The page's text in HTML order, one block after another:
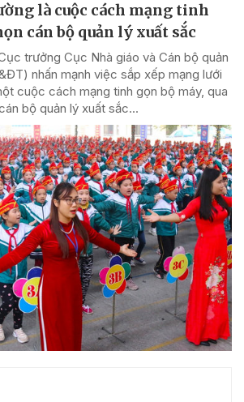
là cuộc cách mạng tinh
cán bộ quản lý xuất sắc
trưởng Cục Nhà giáo và Cán bộ quản
nhấn mạnh việc sắp xếp mạng lưới
cuộc cách mạng tinh gọn bộ máy, qua
bộ quản lý xuất sắc...